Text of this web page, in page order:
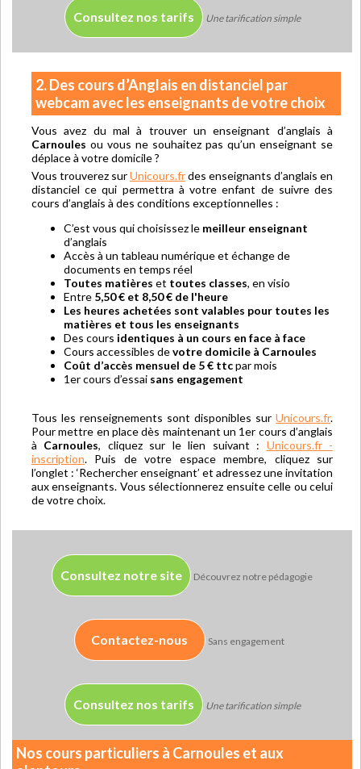
Consultez nos tarifs Une tarification simple
2. Des cours d’Anglais en distanciel par
webcam avec les enseignants de votre choix
Vous avez du mal à trouver un enseignant d’anglais à
Carnoules ou vous ne souhaitez pas qu’un enseignant se
déplace à votre domicile ?
Vous trouverez surUnicours.frdes enseignants d’anglais en
distanciel ce qui permettra à votre enfant de suivre des
cours d’anglais à des conditions exceptionnelles :
C’est vous qui choisissez le meilleur enseignant
d’anglais
Accès à un tableau numérique et échange de
documents en temps réel
Toutes matières et toutes classes, en visio
Entre 5,50 € et 8,50 € de l'heure
Les heures achetées sont valables pour toutes les
matières et tous les enseignants
Des cours identiques à un cours en face à face
Cours accessibles devotre domicile à Carnoules
Coût d’accès mensuel de 5 € ttcpar mois
1er cours d’essai sans engagement
Tous les renseignements sont disponibles sur Unicours.fr.
Pour mettre en place dès maintenant un 1er cours d’anglais
à Carnoules, cliquez sur le lien suivant : Unicours.fr -
inscription. Puis de votre espace membre, cliquez sur
l’onglet : ‘Rechercher enseignant’ et adressez une invitation
aux enseignants. Vous sélectionnerez ensuite celle ou celui
de votre choix.
Consultez notre site Découvrez notre pédagogie
Contactez-nous Sans engagement
Consultez nos tarifs Une tarification simple
Nos cours particuliers à Carnoules et aux